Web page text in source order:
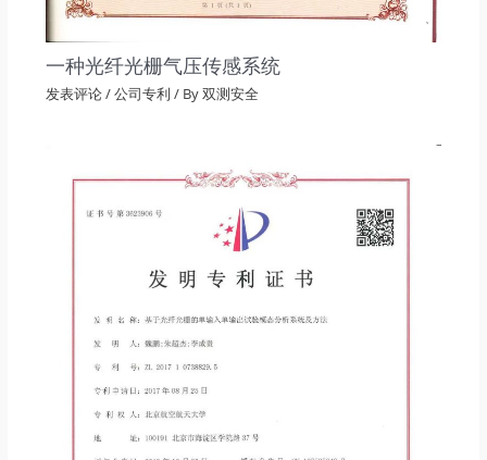
一种光纤光栅气压传感系统
发表评论/公司专利 / By双测安全